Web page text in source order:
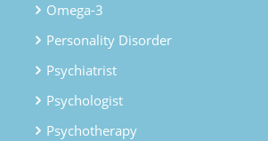
Omega-3
Personality Disorder
Psychiatrist
Psychologist
Psychotherapy